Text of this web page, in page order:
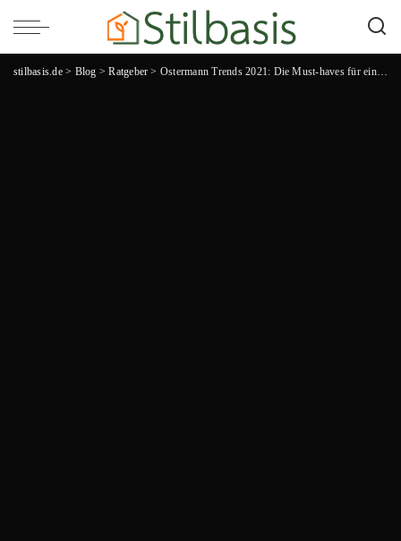
stilbasis.de> Blog >Ratgeber > Ostermann Trends 2021: Die Must-haves für ein modernes Zuhause